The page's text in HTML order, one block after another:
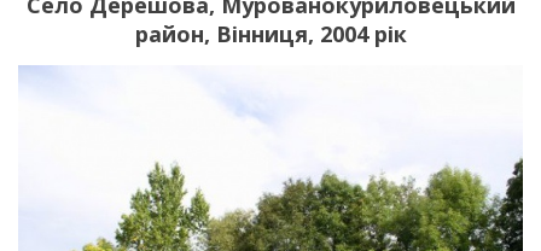
район, Вінниця, 2004 рік